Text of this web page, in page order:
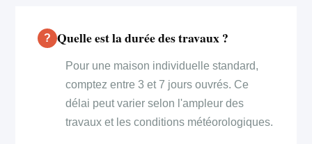
Quelle est la durée des travaux ?
Pour une maison individuelle standard,
comptez entre 3 et 7 jours ouvrés. Ce
délai peut varier selon l'ampleur des
travaux et les conditions météorologiques.